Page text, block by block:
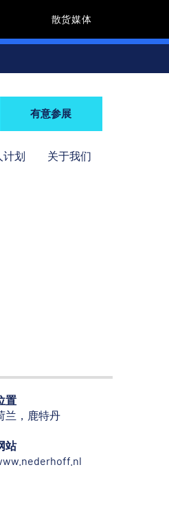
散货媒体
有意参展
计划 关于我们
置
兰，鹿特丹
站